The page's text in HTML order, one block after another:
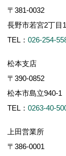
〒381-0032
長野市若宮2丁
TEL： 026-254-
松本支店
〒390-0852
松本市島立940-1
TEL： 0263-40-
上田営業所
〒386-0001